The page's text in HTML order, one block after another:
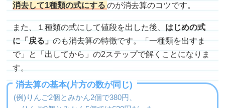
消去して1種類の式にする のが消去算のコツです。
また、１種類の式にして値段を出した後、 はじめの式
に「戻る」 のも消去算の特徴です。「一種類を出すま
で」と「出してから」の2ステップで解くことになりま
す。
消去算の基本(片方の数が同じ)
(例)りんご2個とみかん2個で380円、